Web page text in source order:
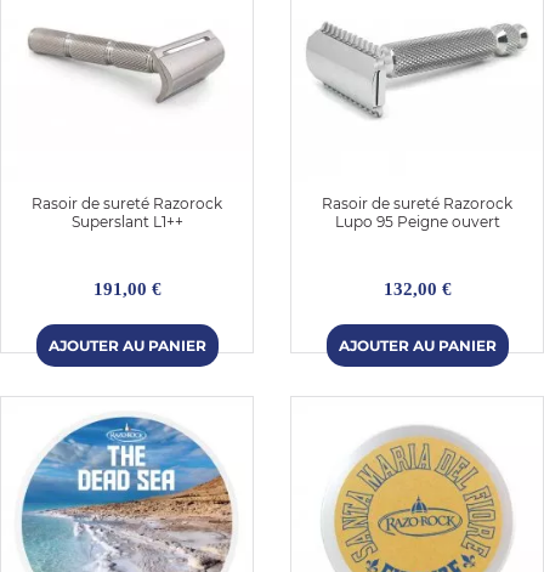
Rasoir de sureté Razorock
Superslant L1++
191,00 €
Rasoir de sureté Razorock
Lupo 95 Peigne ouvert
132,00 €